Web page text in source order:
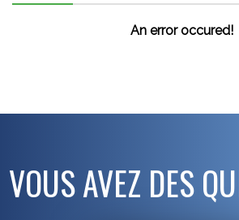
An error occured!
VOUS AVEZ DES